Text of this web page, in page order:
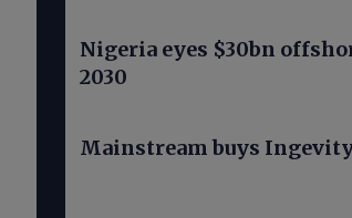
Nigeria eyes $30bn
2030
Mainstream buys